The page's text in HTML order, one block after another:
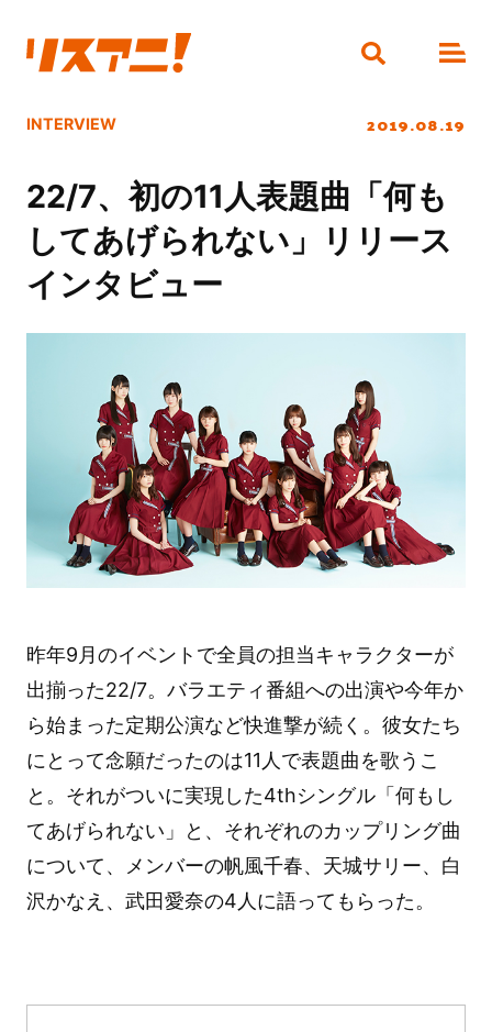
INTERVIEW 2019.08.19
22/7、初の11人表題曲「何も
してあげられない」リリース
インタビュー
昨年9月のイベントで全員の担当キャラクターが
出揃った22/7。バラエティ番組への出演や今年か
ら始まった定期公演など快進撃が続く。彼女たち
にとって念願だったのは11人で表題曲を歌うこ
と。それがついに実現した4thシングル「何もし
てあげられない」と、それぞれのカップリング曲
について、メンバーの帆風千春、天城サリー、白
沢かなえ、武田愛奈の4人に語ってもらった。